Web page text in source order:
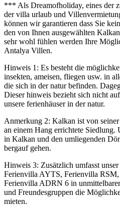
*** Als Dreamofholiday, eines der
der villa urlaub und
können wir garantieren dass Sie
den von Ihnen ausgewählten
sehr wohl fühlen werden Ihre
Antalya Villen.
Hinweis 1: Es besteht die
insekten, ameisen, fliegen usw. in
die sich in der natur befinden.
Dieser hinweis bezieht sich nicht
unsere ferienhäuser in der natur.
Anmerkung 2: Kalkan ist von
an einem Hang errichtete Siedlung.
in Kalkan und den umliegenden
bergauf gehen.
Hinweis 3: Zusätzlich umfasst
Ferienvilla AYTS, Ferienvilla
Ferienvilla ADRN 6 in
und Freundesgruppen die
mieten.